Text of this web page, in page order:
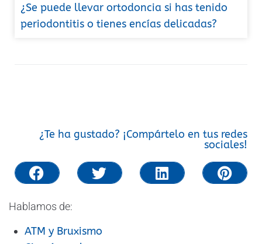
¿Se puede llevar ortodoncia si has tenido
periodontitis o tienes encías delicadas?
¿Te ha gustado? ¡Compártelo en tus redes
sociales!
Hablamos de:
ATM y Bruxismo